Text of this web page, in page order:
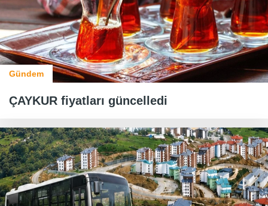
Gündem
ÇAYKUR fiyatları güncelledi